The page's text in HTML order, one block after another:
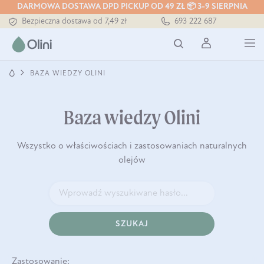
DARMOWA DOSTAWA DPD PICKUP OD 49 ZŁ 📦 3-9 SIERPNIA
Bezpieczna dostawa od 7,49 zł
Darmowa dostawa od 199 zł
Tłoczony zawsze na zimno
693 222 687
BAZA WIEDZY OLINI
Baza wiedzy Olini
Wszystko o właściwościach i zastosowaniach naturalnych
olejów
SZUKAJ
Zastosowanie: